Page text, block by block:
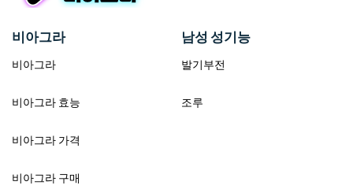
비아그라
비아그라
비아그라 효능
비아그라 가격
비아그라 구매
남성 성기능
발기부전
조루